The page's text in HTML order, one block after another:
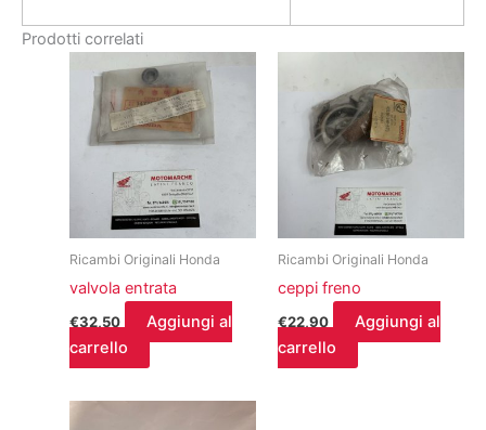
Prodotti correlati
Ricambi Originali Honda
valvola entrata
€32,50
Aggiungi al
carrello
Ricambi Originali Honda
ceppi freno
€22,90
Aggiungi al
carrello